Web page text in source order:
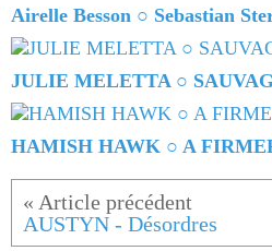
Airelle Besson ○ Sebastian
JULIE MELETTA ○
HAMISH HAWK ○ A
AUSTYN - Désordres